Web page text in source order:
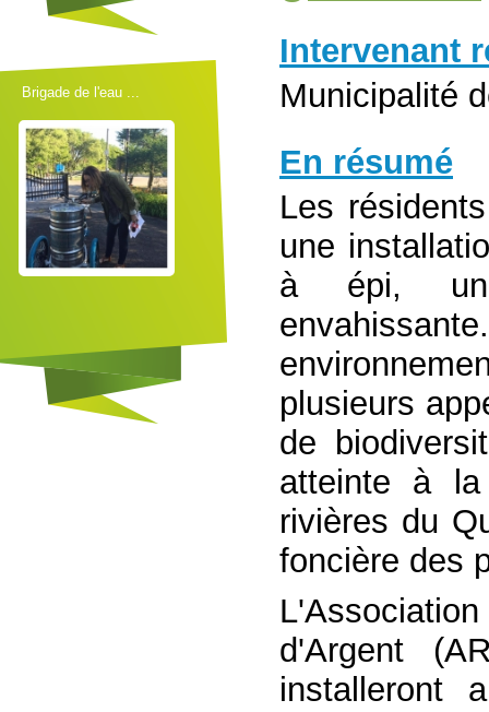
Brigade de l'eau ...
Intervenant
Municipalité
En résumé
Les
une
à épi, une
plusieurs
de
atteinte à
rivières du
foncière des
d'Argent
installeront